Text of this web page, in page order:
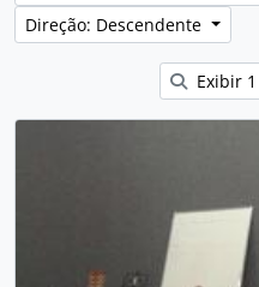
Direção: Descendente
Exibir